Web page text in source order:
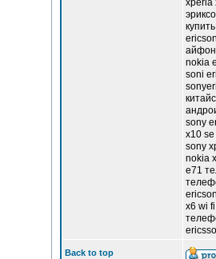
xperia
айфон
nokia
soni
sony
x10
sony
nokia
e71
x6 wi
Back to top